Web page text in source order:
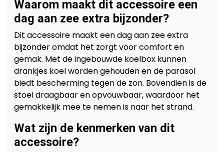
Waarom maakt dit accessoire een
dag aan zee extra bijzonder?
Dit accessoire maakt een dag aan zee extra
bijzonder omdat het zorgt voor comfort en
gemak. Met de ingebouwde koelbox kunnen
drankjes koel worden gehouden en de parasol
biedt bescherming tegen de zon. Bovendien is de
stoel draagbaar en opvouwbaar, waardoor het
gemakkelijk mee te nemen is naar het strand.
Wat zijn de kenmerken van dit
accessoire?